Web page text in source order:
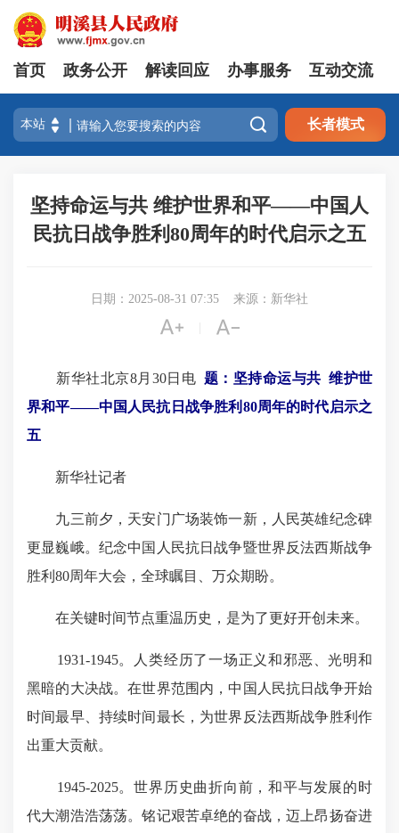
首页 政务公开 解读回应 办事服务 互动交流
 长者模式
坚持命运与共 维护世界和平——中国人
民抗日战争胜利80周年的时代启示之五
日期：2025-08-31 07:35 来源：新华社
 
新华社北京8月30日电 题：坚持命运与共 维护世
界和平——中国人民抗日战争胜利80周年的时代启示之
五
新华社记者
九三前夕，天安门广场装饰一新，人民英雄纪念碑
更显巍峨。纪念中国人民抗日战争暨世界反法西斯战争
胜利80周年大会，全球瞩目、万众期盼。
在关键时间节点重温历史，是为了更好开创未来。
1931-1945。人类经历了一场正义和邪恶、光明和
黑暗的大决战。在世界范围内，中国人民抗日战争开始
时间最早、持续时间最长，为世界反法西斯战争胜利作
出重大贡献。
1945-2025。世界历史曲折向前，和平与发展的时
代大潮浩浩荡荡。铭记艰苦卓绝的奋战，迈上昂扬奋进